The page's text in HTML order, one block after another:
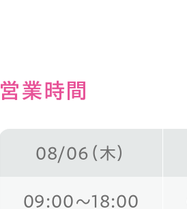
営業時間
08/06（木）
09:00～18:00